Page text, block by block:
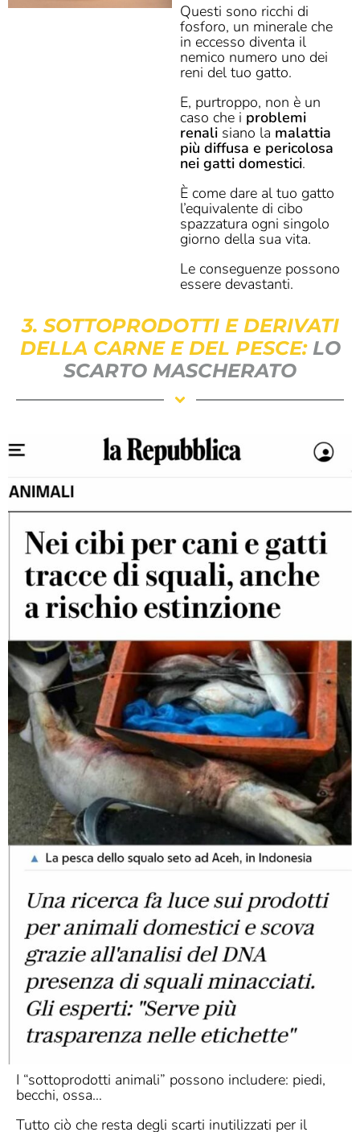
Questi sono ricchi di
fosforo, un minerale che
in eccesso diventa il
nemico numero uno dei
reni del tuo gatto.
E, purtroppo, non è un
caso che i problemi
renali siano la malattia
più diffusa e pericolosa
nei gatti domestici.
È come dare al tuo gatto
l’equivalente di cibo
spazzatura ogni singolo
giorno della sua vita.
Le conseguenze possono
essere devastanti.
3. SOTTOPRODOTTI E DERIVATI
DELLA CARNE E DEL PESCE:LO
SCARTO MASCHERATO
I “sottoprodotti animali” possono includere: piedi,
becchi, ossa…
Tutto ciò che resta degli scarti inutilizzati per il